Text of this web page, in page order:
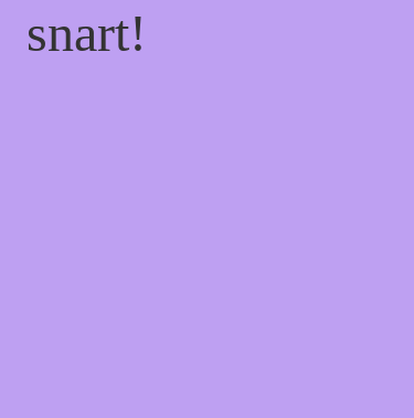
snart!